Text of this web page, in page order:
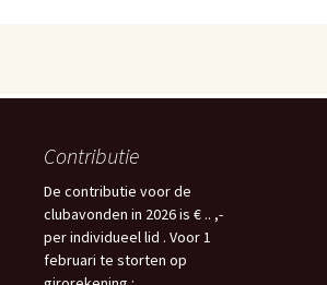
Contributie
De contributie voor de
clubavonden in 2026 is € .. ,-
per individueel lid . Voor 1
februari te storten op